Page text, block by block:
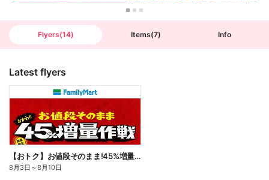
Flyers(14) Items(7) Info
Latest flyers
【おトク】お値段そのまま!45%増量作戦!
8月3日 ～8月10日